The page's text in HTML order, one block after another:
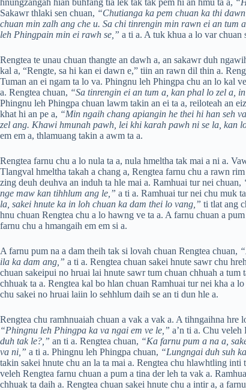
hnungzangah hian buhfang tia lek tak tak pem hi an hmu ta a,
Sakawr thlaki sen chuan, “Chutianga ka pem chuan ka thi
chuan min zalh ang che u. Sa chi tinrengin min rawn ei an tum
leh Phingpain min ei rawh se,” a ti a. A tuk khua a lo var chuan
Rengtea te unau chuan thangte an dawh a, an sakawr duh
kal a, “Rengte, sa hi kan ei dawn e,” tiin an rawn dil thin a.
Tuman an ei ngam ta lo va. Phingnu leh Phingpa chu an lo kal
a. Rengtea chuan, “Sa tinrengin ei an tum a, kan phal lo zel a,
Phingnu leh Phingpa chuan lawm takin an ei ta a, reiloteah an
khat hi an pe a, “Min ngaih chang apiangin he thei hi han seh
zel ang. Khawi hmunah pawh, lei khi karah pawh ni se la, kan
em em a, thlamuang takin a awm ta a.
Rengtea farnu chu a lo nula ta a, nula hmeltha tak mai a ni a.
Tlangval hmeltha takah a chang a, Rengtea farnu chu a rawn
zing deuh deuhva an induh ta hle mai a. Ramhuai tur nei chuan,
nge maw kan tihhlum ang le,” a ti a. Ramhuai tur nei chu muk
la, sakei hnute ka in loh chuan ka dam thei lo vang,” ti tlat ang
hnu chuan Rengtea chu a lo hawng ve ta a. A farnu chuan a
farnu chu a hmangaih em em si a.
A farnu pum na a dam theih tak si lovah chuan Rengtea chuan,
ila ka dam ang,” a ti a. Rengtea chuan sakei hnute sawr chu
chuan sakeipui no hruai lai hnute sawr tum chuan chhuah a tum
chhuak ta a. Rengtea kal bo hlan chuan Ramhuai tur nei kha a
chu sakei no hruai laiin lo sehhlum daih se an ti dun hle a.
Rengtea chu ramhnuaiah chuan a vak a vak a. A tihngaihna hre
“Phingnu leh Phingpa ka va ngai em ve le,” a’n ti a. Chu veleh
duh tak le?,” an ti a. Rengtea chuan, “Ka farnu pum a na a,
va ni,” a ti a. Phingnu leh Phingpa chuan, “Lungngai duh suh
takin sakei hnute chu an la ta mai a. Rengtea chu hlawhtling
veleh Rengtea farnu chuan a pum a tina der leh ta vak a.
chhuak ta daih a. Rengtea chuan sakei hnute chu a intir a, a